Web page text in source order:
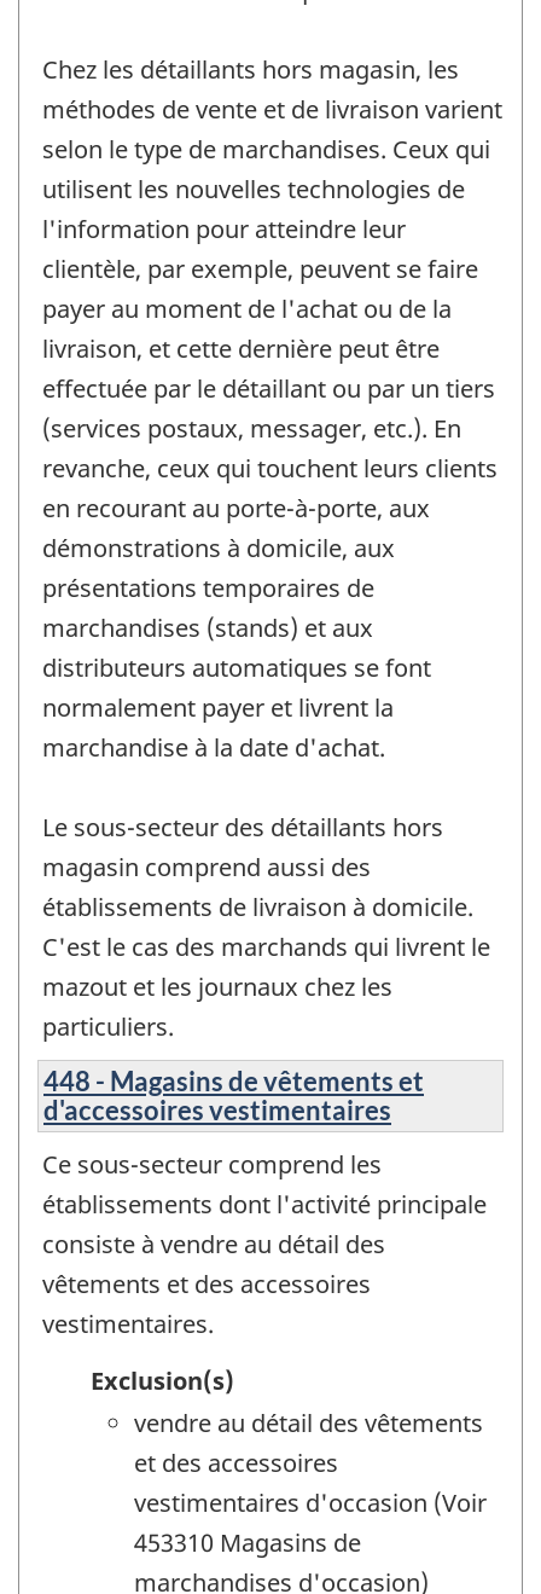
Chez les détaillants hors magasin, les
méthodes de vente et de livraison varient
selon le type de marchandises. Ceux qui
utilisent les nouvelles technologies de
l'information pour atteindre leur
clientèle, par exemple, peuvent se faire
payer au moment de l'achat ou de la
livraison, et cette dernière peut être
effectuée par le détaillant ou par un tiers
(services postaux, messager, etc.). En
revanche, ceux qui touchent leurs clients
en recourant au porte-à-porte, aux
démonstrations à domicile, aux
présentations temporaires de
marchandises (stands) et aux
distributeurs automatiques se font
normalement payer et livrent la
marchandise à la date d'achat.
Le sous-secteur des détaillants hors
magasin comprend aussi des
établissements de livraison à domicile.
C'est le cas des marchands qui livrent le
mazout et les journaux chez les
particuliers.
448 - Magasins de vêtements et
d'accessoires vestimentaires
Ce sous-secteur comprend les
établissements dont l'activité principale
consiste à vendre au détail des
vêtements et des accessoires
vestimentaires.
Exclusion(s)
vendre au détail des vêtements
et des accessoires
vestimentaires d'occasion (Voir
453310 Magasins de
marchandises d'occasion)